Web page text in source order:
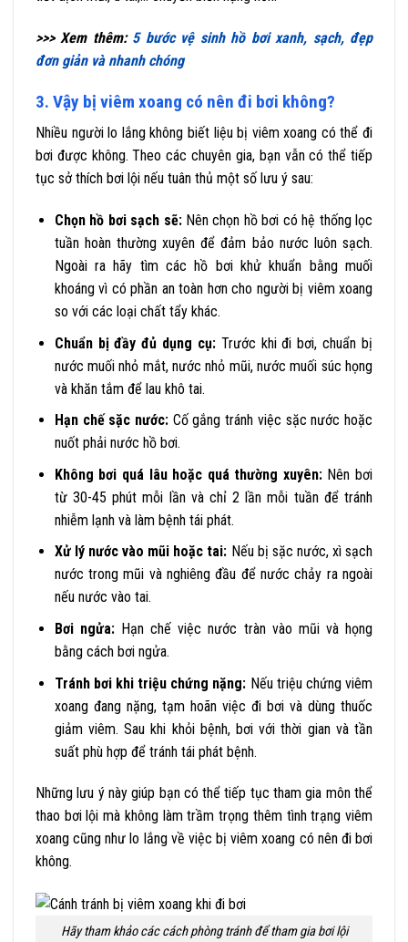
>>> Xem thêm: 5 bước vệ sinh hồ bơi xanh, sạch, đẹp
đơn giản và nhanh chóng
3. Vậy bị viêm xoang có nên đi bơi không?
Nhiều người lo lắng không biết liệu bị viêm xoang có thể đi
bơi được không. Theo các chuyên gia, bạn vẫn có thể tiếp
tục sở thích bơi lội nếu tuân thủ một số lưu ý sau:
Chọn hồ bơi sạch sẽ:Nên chọn hồ bơi có hệ thống lọc
tuần hoàn thường xuyên để đảm bảo nước luôn sạch.
Ngoài ra hãy tìm các hồ bơi khử khuẩn bằng muối
khoáng vì có phần an toàn hơn cho người bị viêm xoang
so với các loại chất tẩy khác.
Chuẩn bị đầy đủ dụng cụ:Trước khi đi bơi, chuẩn bị
nước muối nhỏ mắt, nước nhỏ mũi, nước muối súc họng
và khăn tắm để lau khô tai.
Hạn chế sặc nước: Cố gắng tránh việc sặc nước hoặc
nuốt phải nước hồ bơi.
Không bơi quá lâu hoặc quá thường xuyên:Nên bơi
từ 30-45 phút mỗi lần và chỉ 2 lần mỗi tuần để tránh
nhiễm lạnh và làm bệnh tái phát.
Xử lý nước vào mũi hoặc tai: Nếu bị sặc nước, xì sạch
nước trong mũi và nghiêng đầu để nước chảy ra ngoài
nếu nước vào tai.
Bơi ngửa:Hạn chế việc nước tràn vào mũi và họng
bằng cách bơi ngửa.
Tránh bơi khi triệu chứng nặng: Nếu triệu chứng viêm
xoang đang nặng, tạm hoãn việc đi bơi và dùng thuốc
giảm viêm. Sau khi khỏi bệnh, bơi với thời gian và tần
suất phù hợp để tránh tái phát bệnh.
Những lưu ý này giúp bạn có thể tiếp tục tham gia môn thể
thao bơi lội mà không làm trầm trọng thêm tình trạng viêm
xoang cũng như lo lắng về việc bị viêm xoang có nên đi bơi
không.
Hãy tham khảo các cách phòng tránh để tham gia bơi lội